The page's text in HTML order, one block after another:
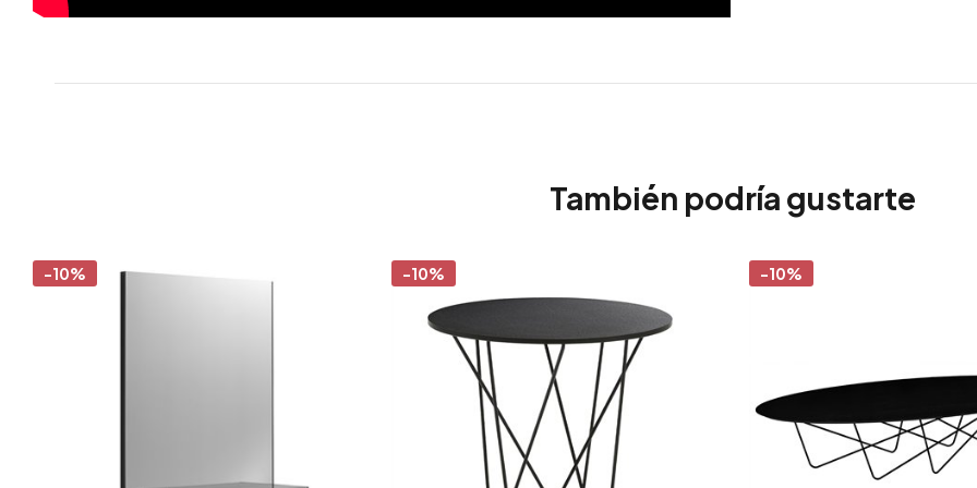
También podría gustarte
-10% -10% -10%